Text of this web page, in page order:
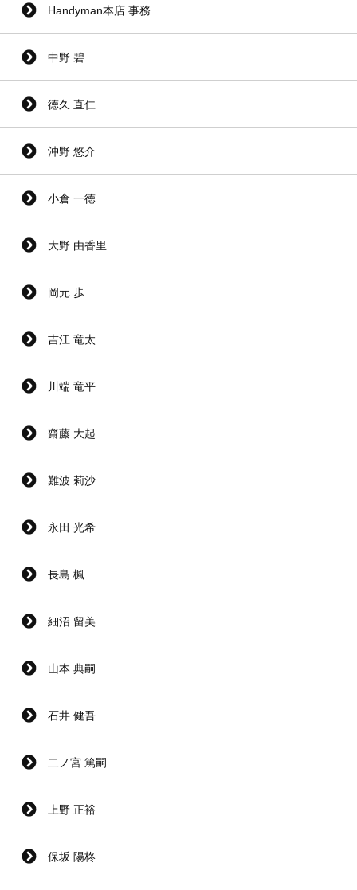
Handyman本店 事務
中野 碧
徳久 直仁
沖野 悠介
小倉 一徳
大野 由香里
岡元 歩
吉江 竜太
川端 竜平
齋藤 大起
難波 莉沙
永田 光希
長島 楓
細沼 留美
山本 典嗣
石井 健吾
二ノ宮 篤嗣
上野 正裕
保坂 陽柊